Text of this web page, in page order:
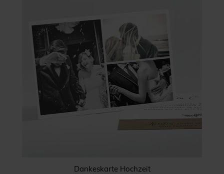
Dankeskarte Hochzeit